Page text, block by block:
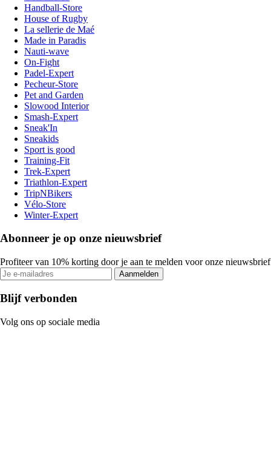
Handball-Store
House of Rugby
La sellerie de Maé
Made in Paradis
Nauti-wave
On-Fight
Padel-Expert
Pecheur-Store
Pet and Garden
Slowood Interior
Smash-Expert
Sneak'In
Sneakids
Sport is good
Training-Fit
Trek-Expert
Triathlon-Expert
TripNBikers
Vélo-Store
Winter-Expert
Abonneer je op onze nieuwsbrief
Profiteer van 10% korting door je aan te melden voor onze nieuwsbrief
Aanmelden
Blijf verbonden
Volg ons op sociale media